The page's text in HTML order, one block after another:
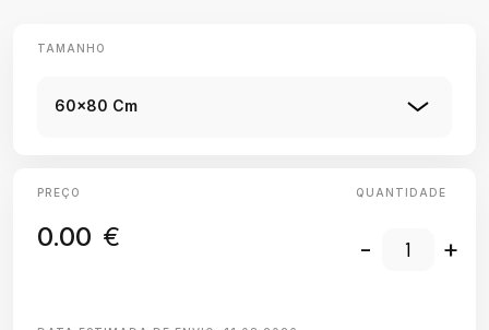
TAMANHO
60x80 Cm
PREÇO
0.00 €
QUANTIDADE
- +